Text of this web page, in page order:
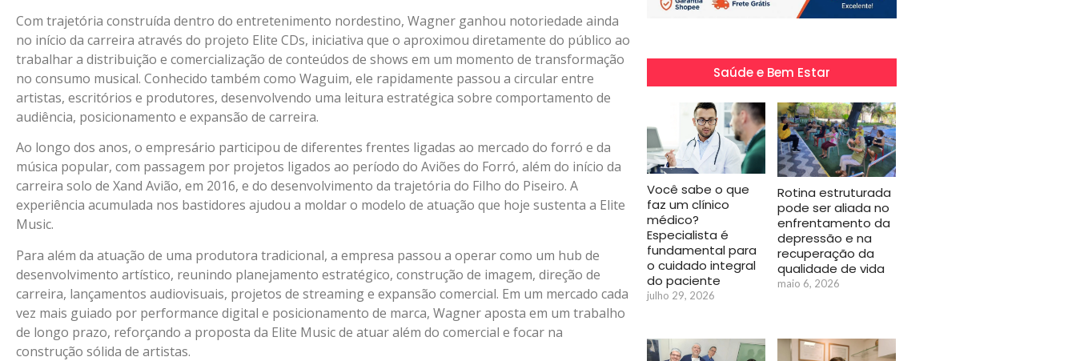
Com trajetória construída dentro do entretenimento nordestino, Wagner ganhou notoriedade ainda
no início da carreira através do projeto Elite CDs, iniciativa que o aproximou diretamente do público ao
trabalhar a distribuição e comercialização de conteúdos de shows em um momento de transformação
no consumo musical. Conhecido também como Waguim, ele rapidamente passou a circular entre
artistas, escritórios e produtores, desenvolvendo uma leitura estratégica sobre comportamento de
audiência, posicionamento e expansão de carreira.
Ao longo dos anos, o empresário participou de diferentes frentes ligadas ao mercado do forró e da
música popular, com passagem por projetos ligados ao período do Aviões do Forró, além do início da
carreira solo de Xand Avião, em 2016, e do desenvolvimento da trajetória do Filho do Piseiro. A
experiência acumulada nos bastidores ajudou a moldar o modelo de atuação que hoje sustenta a Elite
Music.
Para além da atuação de uma produtora tradicional, a empresa passou a operar como um hub de
desenvolvimento artístico, reunindo planejamento estratégico, construção de imagem, direção de
carreira, lançamentos audiovisuais, projetos de streaming e expansão comercial. Em um mercado cada
vez mais guiado por performance digital e posicionamento de marca, Wagner aposta em um trabalho
de longo prazo, reforçando a proposta da Elite Music de atuar além do comercial e focar na
construção sólida de artistas.
Saúde e Bem Estar
Você sabe o que
faz um clínico
médico?
Especialista é
fundamental para
o cuidado integral
do paciente
julho 29, 2026
Rotina estruturada
pode ser aliada no
enfrentamento da
depressão e na
recuperação da
qualidade de vida
maio 6, 2026